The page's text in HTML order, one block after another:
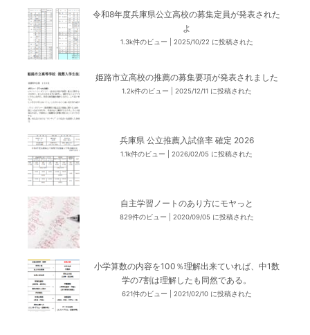
令和8年度兵庫県公立高校の募集定員が発表された
よ
1.3k件のビュー 2025/10/22 に投稿された
姫路市立高校の推薦の募集要項が発表されました
1.2k件のビュー 2025/12/11 に投稿された
兵庫県 公立推薦入試倍率 確定 2026
1.1k件のビュー 2026/02/05 に投稿された
自主学習ノートのあり方にモヤっと
829件のビュー 2020/09/05 に投稿された
小学算数の内容を100％理解出来ていれば、中1数
学の7割は理解したも同然である。
621件のビュー 2021/02/10 に投稿された